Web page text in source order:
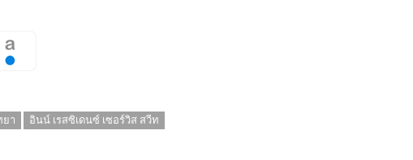
า อินน์ เรสซิเดนซ์ เซอร์วิส สวีท